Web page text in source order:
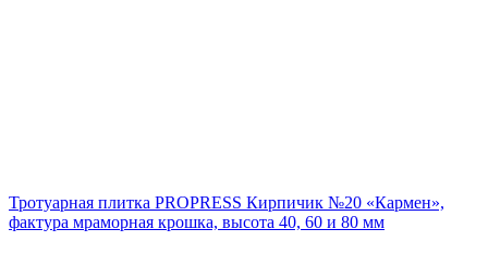
Тротуарная плитка PROPRESS Кирпичик №20 «Кармен»,
фактура мраморная крошка, высота 40, 60 и 80 мм